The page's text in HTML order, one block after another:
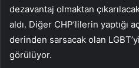
dezavantaj olmaktan
aldı. Diğer CHP’lilerin yaptığı
derinden sarsacak olan
görülüyor.